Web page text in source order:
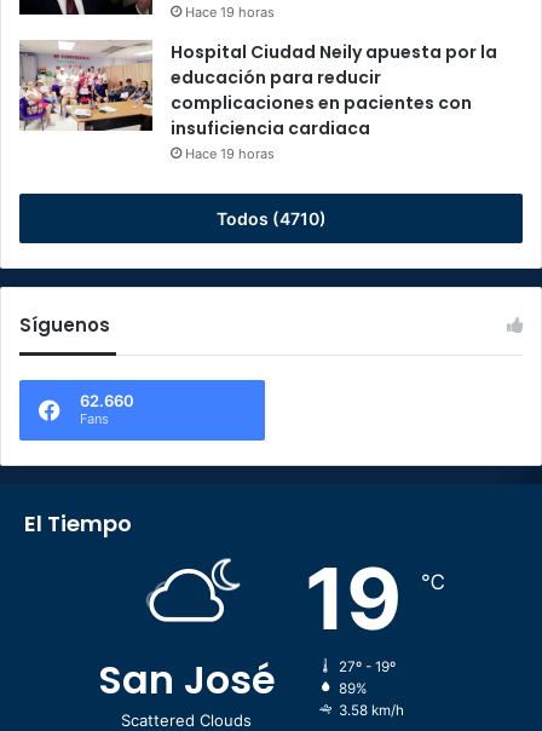
Hace 19 horas
Hospital Ciudad Neily apuesta por la
educación para reducir
complicaciones en pacientes con
insuficiencia cardiaca
Hace 19 horas
Todos (4710)
Síguenos
62.660
Fans
El Tiempo
San José
Scattered Clouds
19 ℃
27º - 19º
89%
3.58 km/h